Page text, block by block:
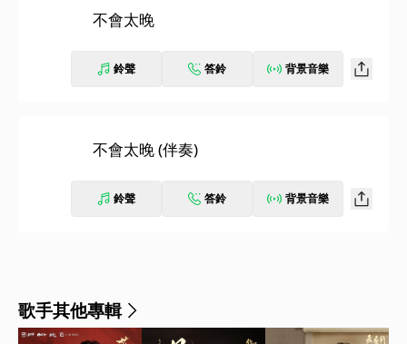
不會太晚
鈴聲 答鈴 背景音樂
不會太晚 (伴奏)
鈴聲 答鈴 背景音樂
歌手其他專輯